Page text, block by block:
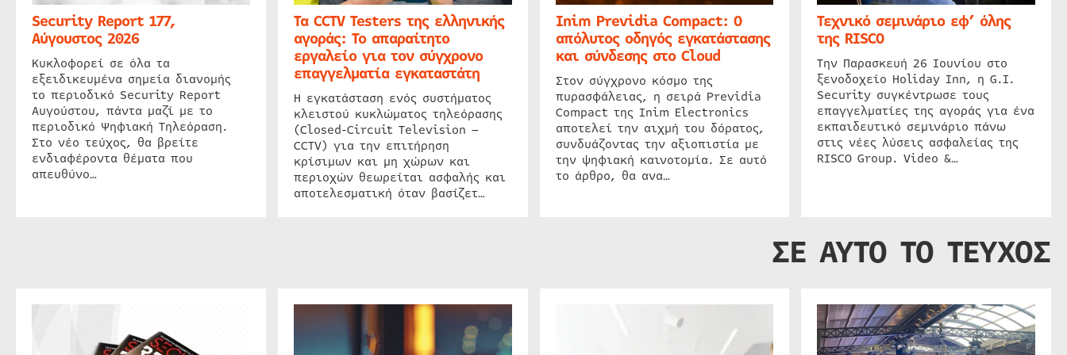
Security Report 177,
Αύγουστος 2026
Κυκλοφορεί σε όλα τα
εξειδικευμένα σημεία διανομής
το περιοδικό Security Report
Αυγούστου, πάντα μαζί με το
περιοδικό Ψηφιακή Τηλεόραση.
Στο νέο τεύχος, θα βρείτε
ενδιαφέροντα θέματα που
απευθύνο…
Τα CCTV Testers της ελληνικής
αγοράς: Το απαραίτητο
εργαλείο για τον σύγχρονο
επαγγελματία εγκαταστάτη
Η εγκατάσταση ενός συστήματος
κλειστού κυκλώματος τηλεόρασης
(Closed-Circuit Television –
CCTV) για την επιτήρηση
κρίσιμων και μη χώρων και
περιοχών θεωρείται ασφαλής και
αποτελεσματική όταν βασίζετ…
Inim Previdia Compact: Ο
απόλυτος οδηγός εγκατάστασης
και σύνδεσης στο Cloud
Στον σύγχρονο κόσμο της
πυρασφάλειας, η σειρά Previdia
Compact της Inim Electronics
αποτελεί την αιχμή του δόρατος,
συνδυάζοντας την αξιοπιστία με
την ψηφιακή καινοτομία. Σε αυτό
το άρθρο, θα ανα…
Τεχνικό σεμινάριο εφ’ όλης
της RISCO
Την Παρασκευή 26 Ιουνίου στο
ξενοδοχείο Holiday Inn, η G.I.
Security συγκέντρωσε τους
επαγγελματίες της αγοράς για ένα
εκπαιδευτικό σεμινάριο πάνω
στις νέες λύσεις ασφαλείας της
RISCO Group. Video &…
ΣΕ ΑΥΤΟ ΤΟ ΤΕΥΧΟΣ